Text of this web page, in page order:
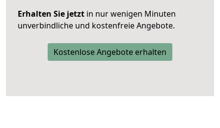
Erhalten Sie jetzt in nur wenigen Minuten
unverbindliche und kostenfreie Angebote.
Kostenlose Angebote erhalten